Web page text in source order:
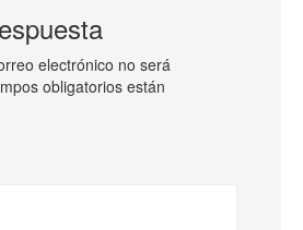
electrónico no será
obligatorios están